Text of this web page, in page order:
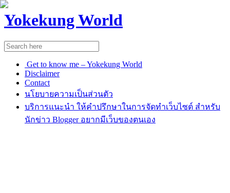
Yokekung World
Get to know me – Yokekung World
Disclaimer
Contact
นโยบายความเป็นส่วนตัว
บริการแนะนำ ให้คำปรึกษาในการจัดทำเว็บไซต์ สำหรับ
นักข่าว Blogger อยากมีเว็บของตนเอง